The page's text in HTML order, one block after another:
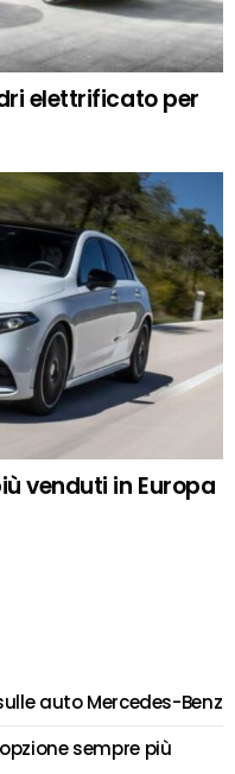
elettrificato per
venduti in Europa
auto Mercedes-Benz
sempre più